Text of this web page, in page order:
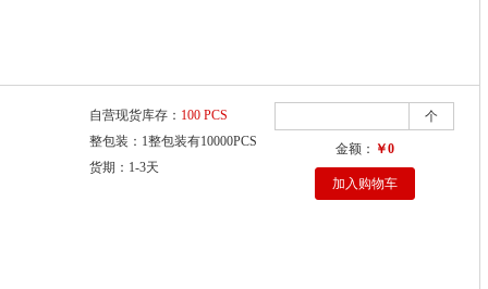
自营现货库存： 100 PCS
整包装：1整包装有10000PCS
货期：1-3天
个
金额： ￥0
加入购物车